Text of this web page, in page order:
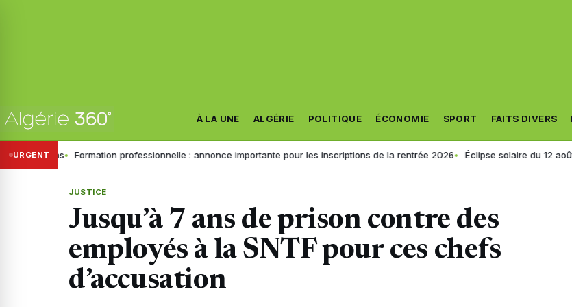
À LA UNE ALGÉRIE POLITIQUE ÉCONOMIE SPORT FAITS DIVERS
URGENT
Formation professionnelle : annonce importante pour les inscriptions de la rentrée 2026 Éclipse solaire du 12 août : voici
JUSTICE
Jusqu’à 7 ans de prison contre des
employés à la SNTF pour ces chefs
d’accusation